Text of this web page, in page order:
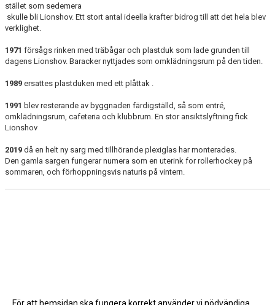
SVENSKHOCKEY.TV
stället som sedemera
skulle bli Lionshov. Ett stort antal ideella krafter bidrog till att det hela blev
verklighet.
1971 försågs rinken med träbågar och plastduk som lade grunden till
dagens Lionshov. Baracker nyttjades som omklädningsrum på den tiden.
1989 ersattes plastduken med ett plåttak .
1991 blev resterande av byggnaden färdigställd, så som entré,
omklädningsrum, cafeteria och klubbrum. En stor ansiktslyftning fick
Lionshov
2019 då en helt ny sarg med tillhörande plexiglas har monterades.
Den gamla sargen fungerar numera som en uterink for rollerhockey på
sommaren, och förhoppningsvis naturis på vintern.